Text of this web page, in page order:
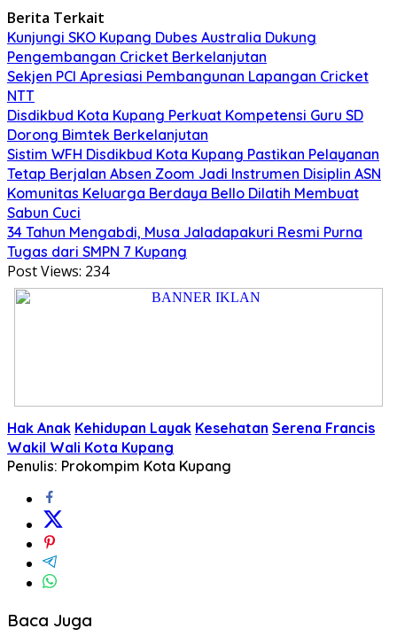
Berita Terkait
Kunjungi SKO Kupang Dubes Australia Dukung
Pengembangan Cricket Berkelanjutan
Sekjen PCI Apresiasi Pembangunan Lapangan Cricket
NTT
Disdikbud Kota Kupang Perkuat Kompetensi Guru SD
Dorong Bimtek Berkelanjutan
Sistim WFH Disdikbud Kota Kupang Pastikan Pelayanan
Tetap Berjalan Absen Zoom Jadi Instrumen Disiplin ASN
Komunitas Keluarga Berdaya Bello Dilatih Membuat
Sabun Cuci
34 Tahun Mengabdi, Musa Jaladapakuri Resmi Purna
Tugas dari SMPN 7 Kupang
Post Views: 234
Hak Anak Kehidupan Layak Kesehatan Serena Francis
Wakil Wali Kota Kupang
Penulis: Prokompim Kota Kupang
Baca Juga